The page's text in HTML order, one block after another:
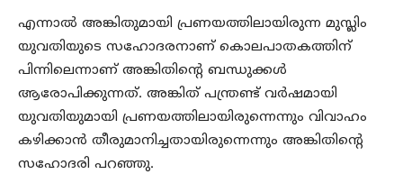
എന്നാല്‍ അങ്കിതുമായി പ്രണയത്തിലായിരുന്ന മുസ്ലിം
യുവതിയുടെ സഹോദരനാണ് കൊലപാതകത്തിന്
പിന്നിലെന്നാണ് അങ്കിതിന്റെ ബന്ധുക്കള്‍
ആരോപിക്കുന്നത്. അങ്കിത് പന്ത്രണ്ട് വര്‍ഷമായി
യുവതിയുമായി പ്രണയത്തിലായിരുന്നെന്നും വിവാഹം
കഴിക്കാന്‍ തീരുമാനിച്ചതായിരുന്നെന്നും അങ്കിതിന്റെ
സഹോദരി പറഞ്ഞു.